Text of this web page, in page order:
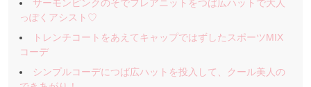
サーモンピンクのそでフレアニットをつば広ハットで大人
っぽくアシスト♡
トレンチコートをあえてキャップではずしたスポーツMIX
コーデ
シンプルコーデにつば広ハットを投入して、クール美人の